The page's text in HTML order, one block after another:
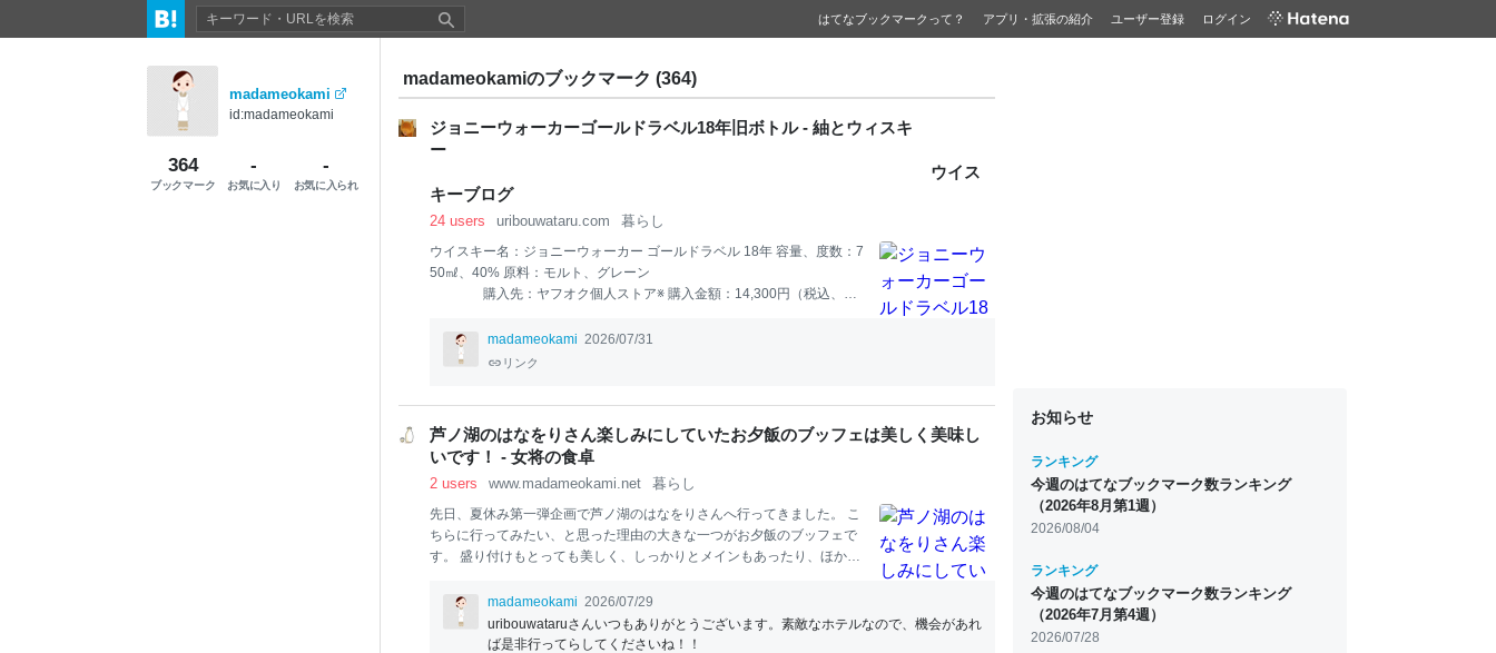
はてなブックマークって？ アプリ・拡張の紹介 ユーザー登録 ログイン
madameokami
id:madameokami
364
ブックマーク
-
お気に入り
-
お気に入られ
madameokamiのブックマーク (364)
ジョニーウォーカーゴールドラベル18年旧ボトル - 紬とウィスキ
ー
ウイス
キーブログ
24 users uribouwataru.com 暮らし
ウイスキー名：ジョニーウォーカー ゴールドラベル 18年 容量、度数：7
50㎖、40% 原料：モルト、グレーン
購入先：ヤフオク個人ストア※ 購入金額：14,300円（税込、４
階評価） 商品の説明 ☆☆☆☆☆ 商品の状態 ☆☆☆☆※ 価格
☆☆☆☆☆ 配送ｽﾋﾟｰﾄﾞ ☆☆☆☆☆ 包装 ☆☆☆☆☆ 総合満足
年、ジョニーウォーカー ゴールドラベル 18年、ジョニーウォーカー グ
リーンラベル 15年、ジョニーウォーカー エクスプローラーズクラブコレ
クション ザ スパイ
madameokami 2026/07/31
リンク
芦ノ湖のはなをりさん楽しみにしていたお夕飯のブッフェは美しく美味し
いです！ - 女将の食卓
2 users www.madameokami.net 暮らし
先日、夏休み第一弾企画で芦ノ湖のはなをりさんへ行ってきました。 こ
ちらに行ってみたい、と思った理由の大きな一つがお夕飯のブッフェで
す。 盛り付けもとっても美しく、しっかりとメインもあったり、ほかで
て行ってみました。 想像通りの美しい盛り付けのお
私がブッフェを苦手だと思う人混みも、お客様が多いにもかかわらず、
それほど集中していたわけではなかったので、安心して楽しむことがで
madameokami 2026/07/29
uribouwataruさんいつもありがとうございます。素敵なホテルなので、機会があれ
ば是非行ってらしてくださいね！！
お知らせ
ランキング
今週のはてなブックマーク数ランキング
（2026年8月第1週）
2026/08/04
ランキング
今週のはてなブックマーク数ランキング
（2026年7月第4週）
2026/07/28